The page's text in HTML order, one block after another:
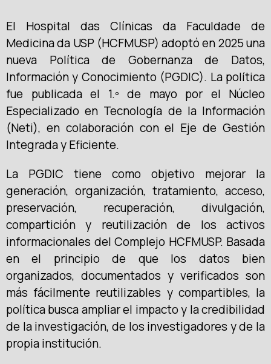
El Hospital das Clínicas da Faculdade de
Medicina da USP (HCFMUSP) adoptó en 2025 una
nueva Política de Gobernanza de Datos,
Información y Conocimiento (PGDIC). La política
fue publicada el 1.º de mayo por el Núcleo
Especializado en Tecnología de la Información
(Neti), en colaboración con el Eje de Gestión
Integrada y Eficiente.
La PGDIC tiene como objetivo mejorar la
generación, organización, tratamiento, acceso,
preservación, recuperación, divulgación,
compartición y reutilización de los activos
informacionales del Complejo HCFMUSP. Basada
en el principio de que los datos bien
organizados, documentados y verificados son
más fácilmente reutilizables y compartibles, la
política busca ampliar el impacto y la credibilidad
de la investigación, de los investigadores y de la
propia institución.